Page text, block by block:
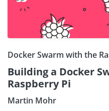
Docker Swarm with the
Building a Docker
Raspberry Pi
Martin Mohr